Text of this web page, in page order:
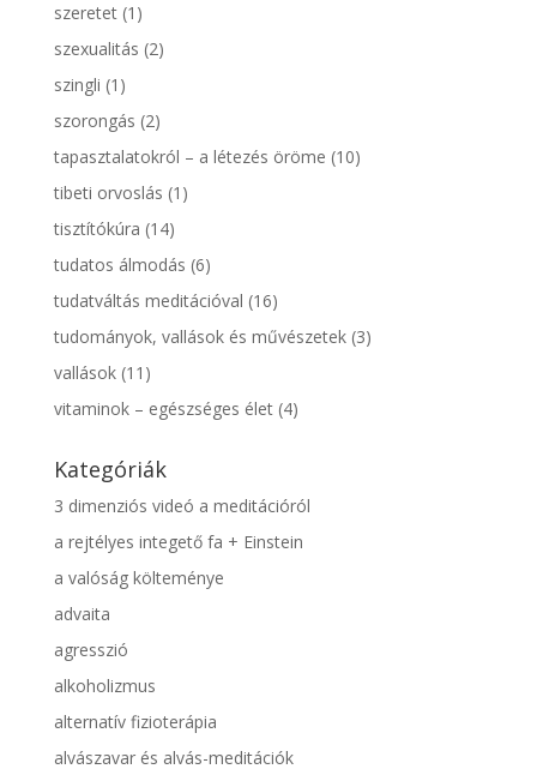
szeretet(1)
szexualitás (2)
szingli (1)
szorongás (2)
tapasztalatokról – a létezés öröme (10)
tibeti orvoslás (1)
tisztítókúra (14)
tudatos álmodás (6)
tudatváltás meditációval (16)
tudományok, vallások és művészetek(3)
vallások(11)
vitaminok – egészséges élet(4)
Kategóriák
3 dimenziós videó a meditációról
a rejtélyes integető fa + Einstein
a valóság költeménye
advaita
agresszió
alkoholizmus
alternatív fizioterápia
alvászavar és alvás-meditációk